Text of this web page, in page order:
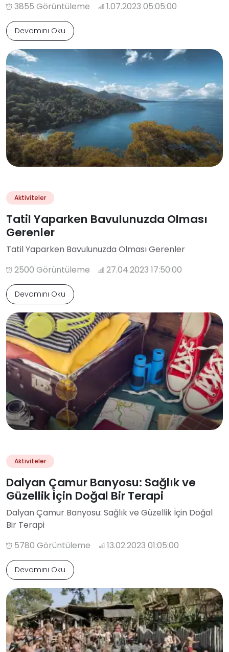
3855 Görüntüleme
1.07.2023 05:05:00
Devamını Oku
Aktiviteler
Tatil Yaparken Bavulunuzda Olması
Gerenler
Tatil Yaparken Bavulunuzda Olması Gerenler
2500 Görüntüleme
27.04.2023 17:50:00
Devamını Oku
Aktiviteler
Dalyan Çamur Banyosu: Sağlık ve
Güzellik İçin Doğal Bir Terapi
Dalyan Çamur Banyosu: Sağlık ve Güzellik İçin Doğal
Bir Terapi
5780 Görüntüleme
13.02.2023 01:05:00
Devamını Oku